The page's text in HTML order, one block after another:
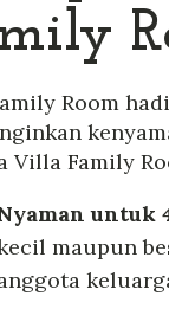
Room
Villa Family
untuk
maupun